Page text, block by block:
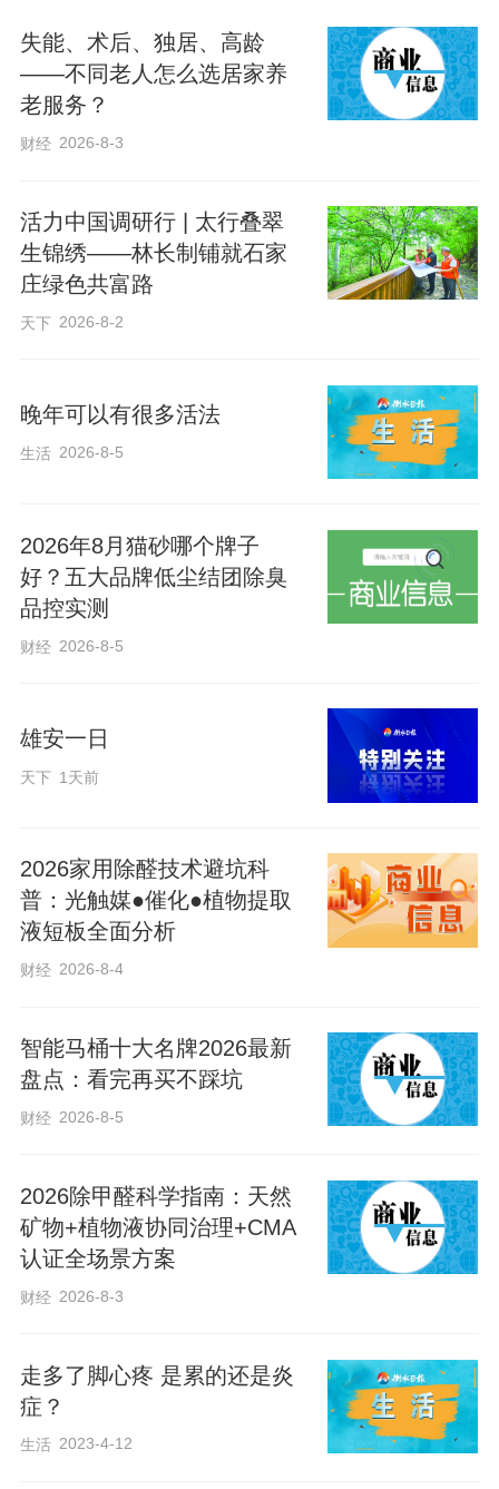
老人年纪大了后，走路不稳，很容易摔
倒。于是很多年轻人会给家里老人买“老人
鞋”，这些“老人鞋”产品在宣传时通常会强
调又软又防滑又舒服，让人心动不已。
那么，这种被吹得神乎其神的“老人鞋”，真
的适合老人穿吗？
今天我们就负责任地告诉你：有部分“老人
上升。
许多“老人鞋”为了追求防滑，鞋底会设计夸
张的纹路或“疙瘩”，以加大鞋底与地面摩擦
力，这看似防滑满分，实则暗藏“杀机”。
老人走路通常是抬脚低、动作慢，当低垂
的脚擦到地面时，鞋底和地面会产生强劲
的摩擦力，而过高的摩擦系数会导致鞋底
面一样，此时人的身体还因惯性在往前
冲，假如来不及迈出另一只脚做支撑，那
么就会变成身体惯性前倾而摔倒。
不少“老人鞋”常以“软底舒适”为卖点，但鞋
足弓是我们足部的“减震弹簧”，支撑体重并
缓冲冲击。老年人随着年龄增大，足弓的
弹性本身会逐渐减弱，对地面冲击力的缓
乏支撑，我们的足弓会更容易塌陷，从而
进一步降低双脚的抓地能力。
失能、术后、独居、高龄
——不同老人怎么选居家养
老服务？
财经 2026-8-3
活力中国调研行 | 太行叠翠
生锦绣——林长制铺就石家
庄绿色共富路
天下 2026-8-2
晚年可以有很多活法
生活 2026-8-5
2026年8月猫砂哪个牌子
好？五大品牌低尘结团除臭
品控实测
财经 2026-8-5
雄安一日
天下 1天前
2026家用除醛技术避坑科
普：光触媒●催化●植物提取
液短板全面分析
财经 2026-8-4
智能马桶十大名牌2026最新
盘点：看完再买不踩坑
财经 2026-8-5
2026除甲醛科学指南：天然
矿物+植物液协同治理+CMA
认证全场景方案
财经 2026-8-3
走多了脚心疼 是累的还是炎
症？
生活 2023-4-12